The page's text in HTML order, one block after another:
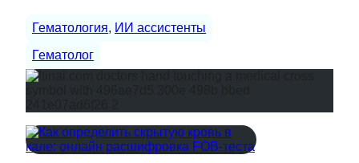
Гематология, ИИ ассистенты
Гематолог